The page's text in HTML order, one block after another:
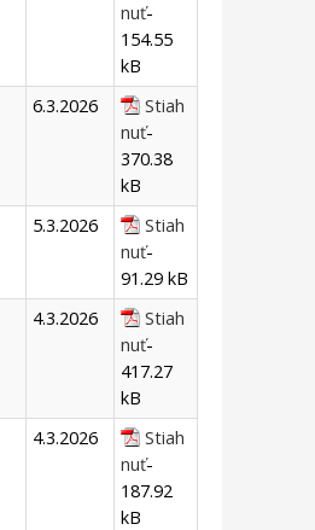
nuť-
154.55
kB
6.3.2026
Stiah
nuť-
370.38
kB
5.3.2026
Stiah
nuť-
91.29 kB
4.3.2026
Stiah
nuť-
417.27
kB
4.3.2026
Stiah
nuť-
187.92
kB